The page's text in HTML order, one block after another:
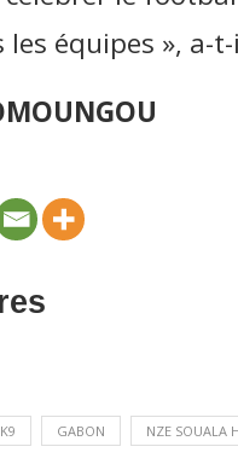
les équipes », a-
GABON NZE SOUALA